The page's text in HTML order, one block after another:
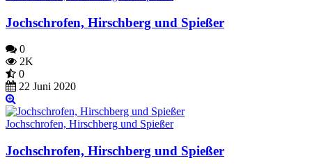
Jochschrofen, Hirschberg und Spießer
0
2K
0
22 Juni 2020
Jochschrofen, Hirschberg und Spießer
Jochschrofen, Hirschberg und Spießer